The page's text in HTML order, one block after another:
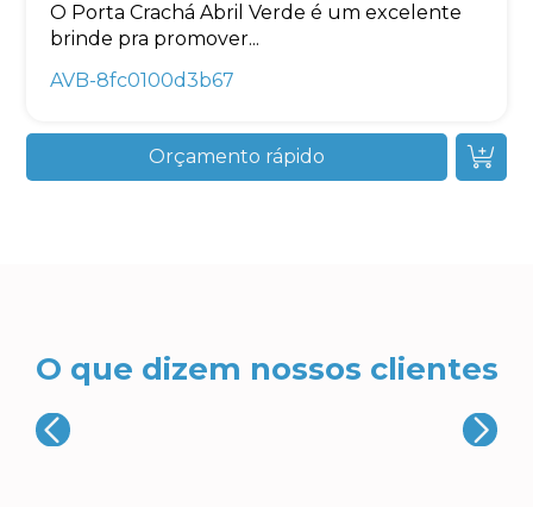
O Porta Crachá Abril Verde é um excelente
brinde pra promover...
AVB-8fc0100d3b67
Orçamento rápido
O que dizem nossos clientes